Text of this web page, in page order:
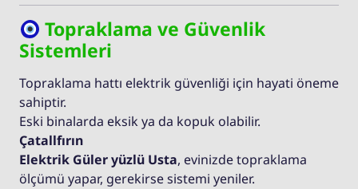
Topraklama ve Güvenlik
Sistemleri
Topraklama hattı elektrik güvenliği için hayati öneme
sahiptir.
Eski binalarda eksik ya da kopuk olabilir.
Çatallfırın
Elektrik Güler yüzlü Usta, evinizde topraklama
ölçümü yapar, gerekirse sistemi yeniler.